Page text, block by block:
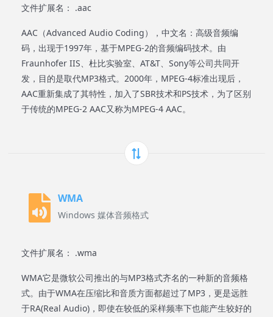
文件扩展名： .aac
AAC（Advanced Audio Coding），中文名：高级音频编
码，出现于1997年，基于MPEG-2的音频编码技术。由
Fraunhofer IIS、杜比实验室、AT&T、Sony等公司共同开
发，目的是取代MP3格式。2000年，MPEG-4标准出现后，
AAC重新集成了其特性，加入了SBR技术和PS技术，为了区别
于传统的MPEG-2 AAC又称为MPEG-4 AAC。
WMA
Windows 媒体音频格式
文件扩展名： .wma
WMA它是微软公司推出的与MP3格式齐名的一种新的音频格
式。由于WMA在压缩比和音质方面都超过了MP3，更是远胜
于RA(Real Audio)，即使在较低的采样频率下也能产生较好的